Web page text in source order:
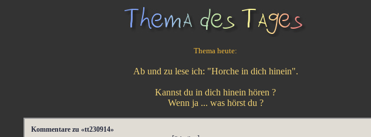
Thema heute:
Ab und zu lese ich: "Horche in dich hinein".
Kannst du in dich hinein hören ?
Wenn ja ... was hörst du ?